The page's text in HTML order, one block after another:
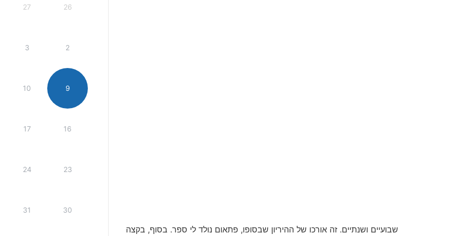
שבועיים ושנתיים. זה אורכו של ההיריון שבסופו, פתאום נולד לי ספר. בסוף, בקצה
26
27
2
3
9
10
16
17
23
24
30
31